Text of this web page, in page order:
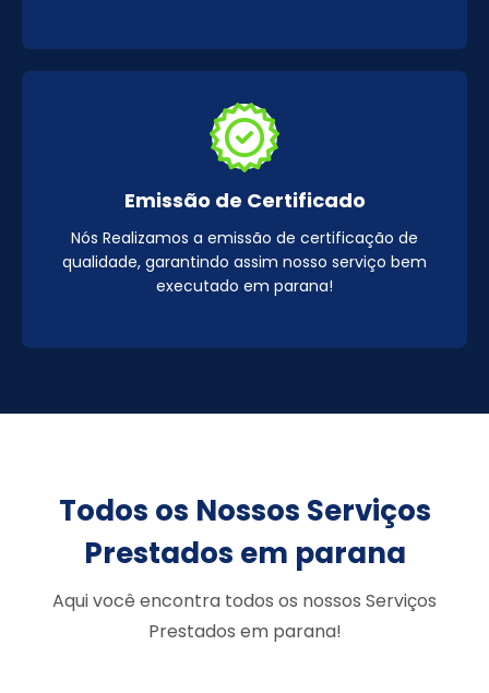
Emissão de Certificado
Nós Realizamos a emissão de certificação de
qualidade, garantindo assim nosso serviço bem
executado em parana!
Todos os Nossos Serviços
Prestados em parana
Aqui você encontra todos os nossos Serviços
Prestados em parana!